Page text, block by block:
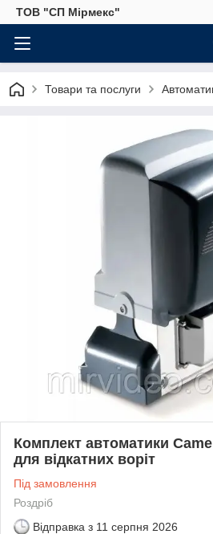
ТОВ "СП Мірмекс"
Товари та послуги
Комплект автоматики
для відкатних воріт
Під замовлення
Роздріб
Відправка з 11 серпня 2026